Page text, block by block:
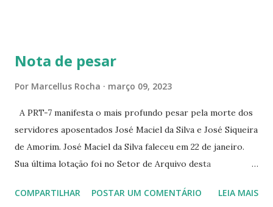
☆CINE VIP CLUBE RUA 24 DE MAIO 825 ☆CINE ECLIPSE
Nota de pesar
Por Marcellus Rocha março 09, 2023
A PRT-7 manifesta o mais profundo pesar pela morte dos
servidores aposentados José Maciel da Silva e José Siqueira
de Amorim. José Maciel da Silva faleceu em 22 de janeiro.
Sua última lotação foi no Setor de Arquivo desta
Siqueira Amorim faleceu em 28 de fevereiro e encerrou a
COMPARTILHAR POSTAR UM COMENTÁRIO LEIA MAIS